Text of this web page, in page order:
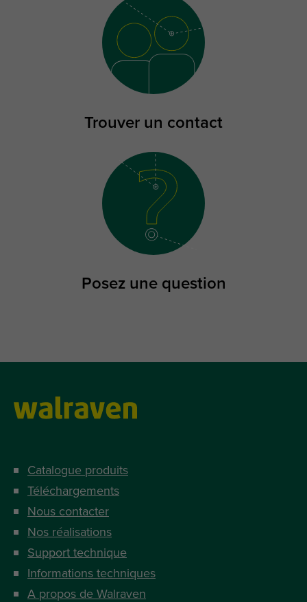
Trouver un contact
Posez une question
Catalogue produits
Téléchargements
Nous contacter
Nos réalisations
Support technique
Informations techniques
A propos de Walraven